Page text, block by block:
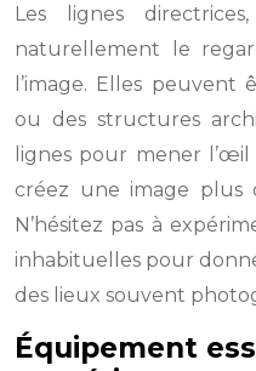
Les lignes
naturellement le
l’image. Elles peuvent
ou des structures
lignes pour mener
créez une image plus
N’hésitez pas à
inhabituelles pour
des lieux souvent
Équipement